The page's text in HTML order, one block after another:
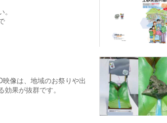
像は、地域のお祭りや出
果が抜群です。